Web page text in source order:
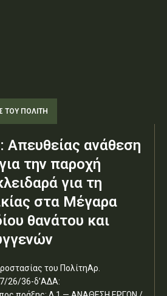
ΤΟΥ ΠΟΛΊΤΗ
ανάθεση
την παροχή
για τη
στα Μέγαρα
θανάτου και
του ΠολίτηΑρ.
26/36-δ’ΑΔΑ: